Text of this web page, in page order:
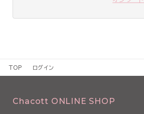
TOP ログイン
Chacott ONLINE SHOP